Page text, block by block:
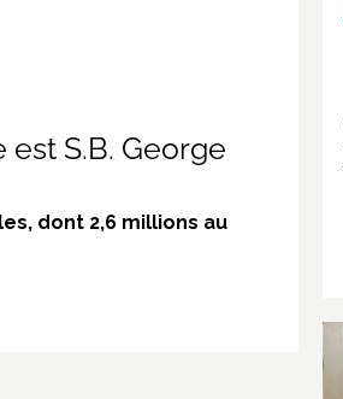
est S.B. George
dont 2,6 millions au